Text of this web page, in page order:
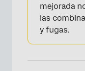
mejorada
las
y fugas.